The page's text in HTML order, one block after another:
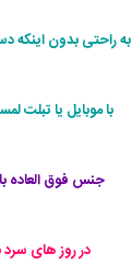
به راحتی بدون اینکه
با موبایل یا تبلت
جنس فوق العاده
در روز های سرد